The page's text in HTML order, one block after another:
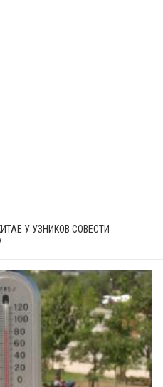
У УЗНИКОВ СОВЕСТИ